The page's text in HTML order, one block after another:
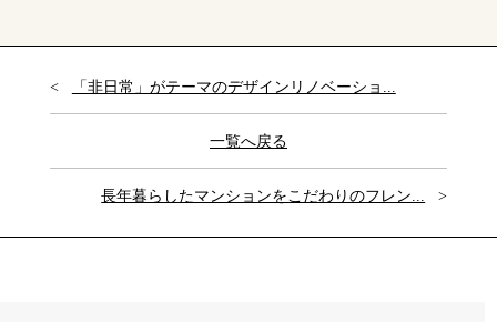
「非日常」がテーマのデザインリノベーショ...
一覧へ戻る
長年暮らしたマンションをこだわりのフレン...